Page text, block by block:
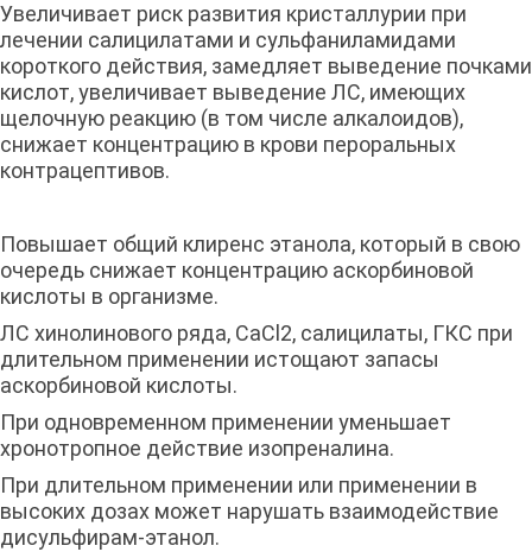
Увеличивает риск развития кристаллурии при
лечении салицилатами и сульфаниламидами
короткого действия, замедляет выведение почками
кислот, увеличивает выведение ЛС, имеющих
щелочную реакцию (в том числе алкалоидов),
снижает концентрацию в крови пероральных
контрацептивов.
Повышает общий клиренс этанола, который в свою
очередь снижает концентрацию аскорбиновой
кислоты в организме.
ЛС хинолинового ряда, CaCl2, салицилаты, ГКС при
длительном применении истощают запасы
аскорбиновой кислоты.
При одновременном применении уменьшает
хронотропное действие изопреналина.
При длительном применении или применении в
высоких дозах может нарушать взаимодействие
дисульфирам-этанол.